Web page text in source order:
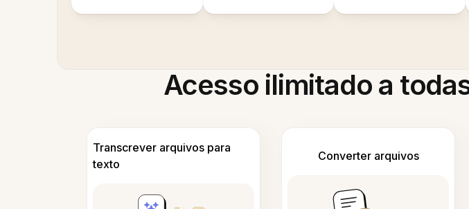
Acesso ilimitado a
Transcrever arquivos para
texto
Converter arquivos